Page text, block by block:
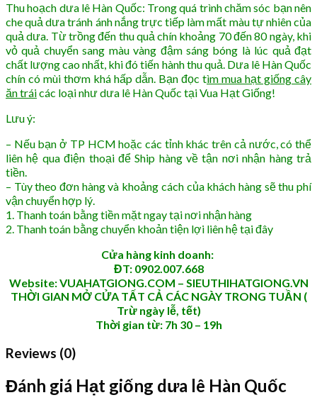
Thu hoạch dưa lê Hàn Quốc: Trong quá trình chăm sóc bạn nên
che quả dưa tránh ánh nắng trực tiếp làm mất màu tự nhiên của
quả dưa. Từ trồng đến thu quả chín khoảng 70 đến 80 ngày, khi
vỏ quả chuyển sang màu vàng đậm sáng bóng là lúc quả đạt
chất lượng cao nhất, khi đó tiến hành thu quả. Dưa lê Hàn Quốc
chín có mùi thơm khá hấp dẫn. Bạn đọc tìm mua hạt giống cây
ăn tráicác loại như dưa lê Hàn Quốc tại Vua Hạt Giống!
Lưu ý:
– Nếu bạn ở TP HCM hoặc các tỉnh khác trên cả nước, có thể
liên hệ qua điện thoại để Ship hàng về tận nơi nhận hàng trả
tiền.
– Tùy theo đơn hàng và khoảng cách của khách hàng sẽ thu phí
vận chuyển hợp lý.
1. Thanh toán bằng tiền mặt ngay tại nơi nhận hàng
2. Thanh toán bằng chuyển khoản tiện lợi liên hệ tại đây
Cửa hàng kinh doanh:
ĐT: 0902.007.668
Website: VUAHATGIONG.COM – SIEUTHIHATGIONG.VN
THỜI GIAN MỞ CỬA TẤT CẢ CÁC NGÀY TRONG TUẦN (
Trừ ngày lễ, tết)
Thời gian từ: 7h 30 – 19h
Reviews (0)
Đánh giá Hạt giống dưa lê Hàn Quốc